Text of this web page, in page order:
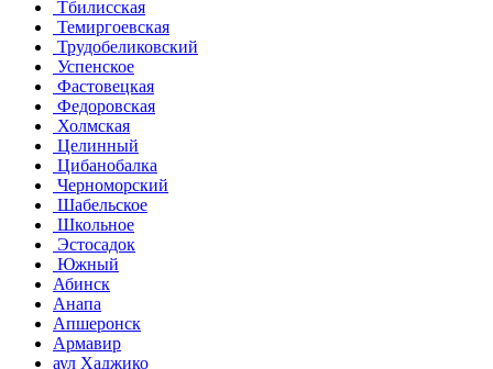
Тбилисская
Темиргоевская
Трудобеликовский
Успенское
Фастовецкая
Федоровская
Холмская
Целинный
Цибанобалка
Черноморский
Шабельское
Школьное
Эстосадок
Южный
Абинск
Анапа
Апшеронск
Армавир
аул Хаджико